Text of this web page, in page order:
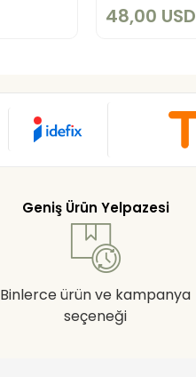
48,00 USD
Geniş Ürün Yelpazesi
Binlerce ürün ve kampanya
seçeneği